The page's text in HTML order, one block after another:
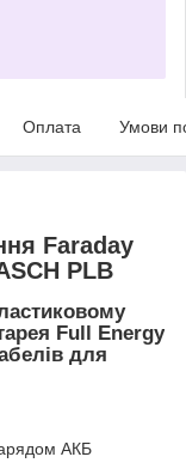
Оплата Умови
Faraday
PLB
Full Energy
для
АКБ